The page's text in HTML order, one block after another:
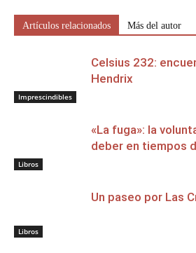
Artículos relacionados Más del autor
Imprescindibles
Celsius 232:
Hendrix
Libros
«La fuga»: la
deber en tiempos
Libros
Un paseo por Las